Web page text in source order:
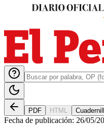
PDF HTML
Fecha de publicación: 26/05/